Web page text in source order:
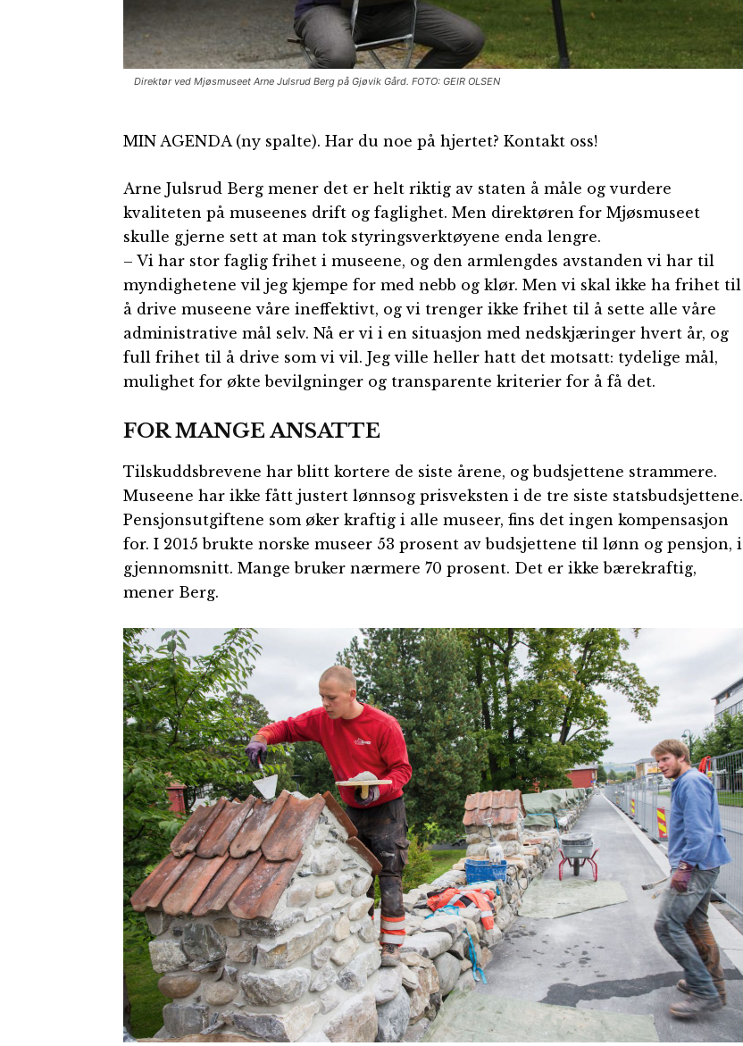
Direktør ved Mjøsmuseet Arne Julsrud Berg på Gjøvik Gård. FOTO: GEIR OLSEN
MIN AGENDA (ny spalte). Har du noe på hjertet? Kontakt oss!
Arne Julsrud Berg mener det er helt riktig av staten å måle og vurdere
kvaliteten på museenes drift og faglighet. Men direktøren for Mjøsmuseet
skulle gjerne sett at man tok styringsverktøyene enda lengre.
– Vi har stor faglig frihet i museene, og den armlengdes avstanden vi har til
myndighetene vil jeg kjempe for med nebb og klør. Men vi skal ikke ha frihet til
å drive museene våre ineffektivt, og vi trenger ikke frihet til å sette alle våre
administrative mål selv. Nå er vi i en situasjon med nedskjæringer hvert år, og
full frihet til å drive som vi vil. Jeg ville heller hatt det motsatt: tydelige mål,
mulighet for økte bevilgninger og transparente kriterier for å få det.
FOR MANGE ANSATTE
Tilskuddsbrevene har blitt kortere de siste årene, og budsjettene strammere.
Museene har ikke fått justert lønnsog prisveksten i de tre siste statsbudsjettene.
Pensjonsutgiftene som øker kraftig i alle museer, fins det ingen kompensasjon
for. I 2015 brukte norske museer 53 prosent av budsjettene til lønn og pensjon, i
gjennomsnitt. Mange bruker nærmere 70 prosent. Det er ikke bærekraftig,
mener Berg.